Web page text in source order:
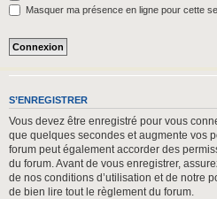
Masquer ma présence en ligne pour cette
S’ENREGISTRER
Vous devez être enregistré pour vous
que quelques secondes et augmente vos
forum peut également accorder des
du forum. Avant de vous enregistrer,
de nos conditions d’utilisation et de notre
de bien lire tout le règlement du forum.